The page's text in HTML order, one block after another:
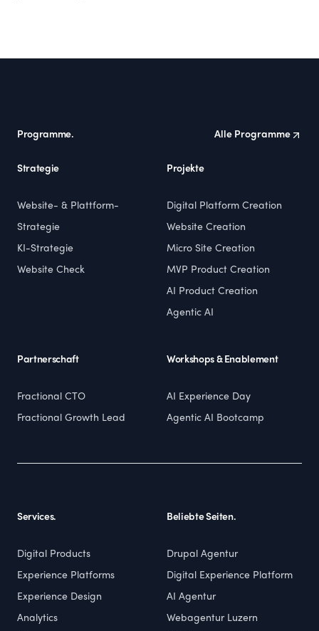
Programme. Alle Programme
Strategie
Website- & Plattform-
Strategie
KI-Strategie
Website Check
Projekte
Digital Platform Creation
Website Creation
Micro Site Creation
MVP Product Creation
AI Product Creation
Agentic AI
Partnerschaft
Fractional CTO
Fractional Growth Lead
Workshops & Enablement
AI Experience Day
Agentic AI Bootcamp
Services.
Digital Products
Experience Platforms
Experience Design
Analytics
Beliebte Seiten.
Drupal Agentur
Digital Experience Platform
AI Agentur
Webagentur Luzern